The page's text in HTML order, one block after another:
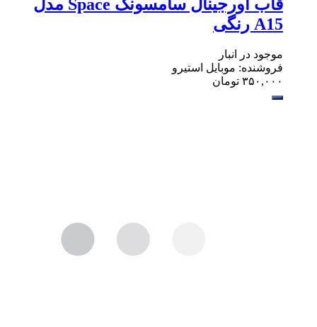
قاب اورجینال سامسونگ Space مدل
A15 رنگی
موجود در انبار
فروشنده: موبایل استیرو
۳۵۰,۰۰۰ تومان